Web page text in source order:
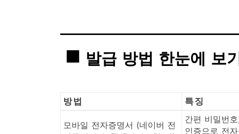
발급 방법 한눈에 보
방법 특징
모바일 전자증명서 (네이버 전
간편 비밀번
인증으로 전